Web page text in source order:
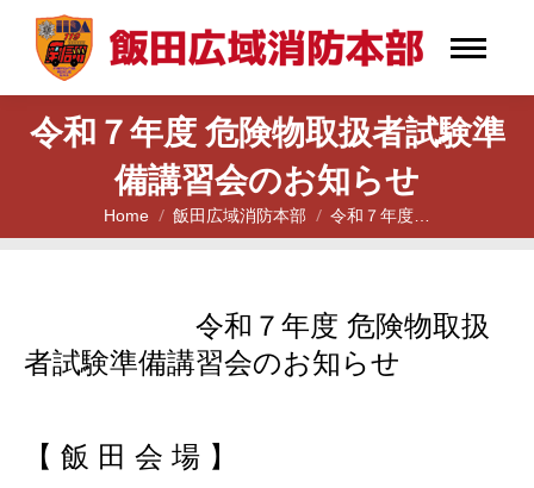
令和７年度 危険物取扱者試験準
備講習会のお知らせ
You are here:
Home 飯田広域消防本部 令和７年度…
令和７年度 危険物取扱
者試験準備講習会のお知らせ
【 飯 田 会 場 】